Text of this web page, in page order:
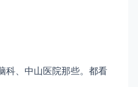
科、中山医院那些。都看